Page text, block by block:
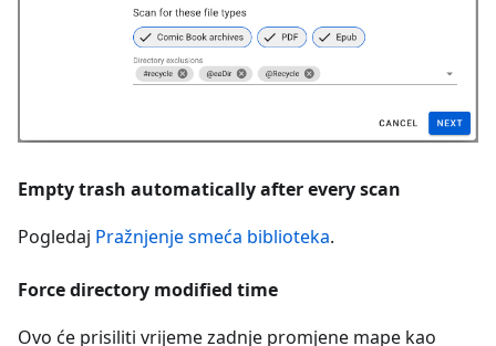
Empty trash automatically after every scan
Pogledaj Pražnjenje smeća biblioteka.
Force directory modified time
Ovo će prisiliti vrijeme zadnje promjene mape kao